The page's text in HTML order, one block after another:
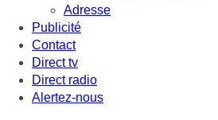
Adresse
Publicité
Contact
Direct tv
Direct radio
Alertez-nous